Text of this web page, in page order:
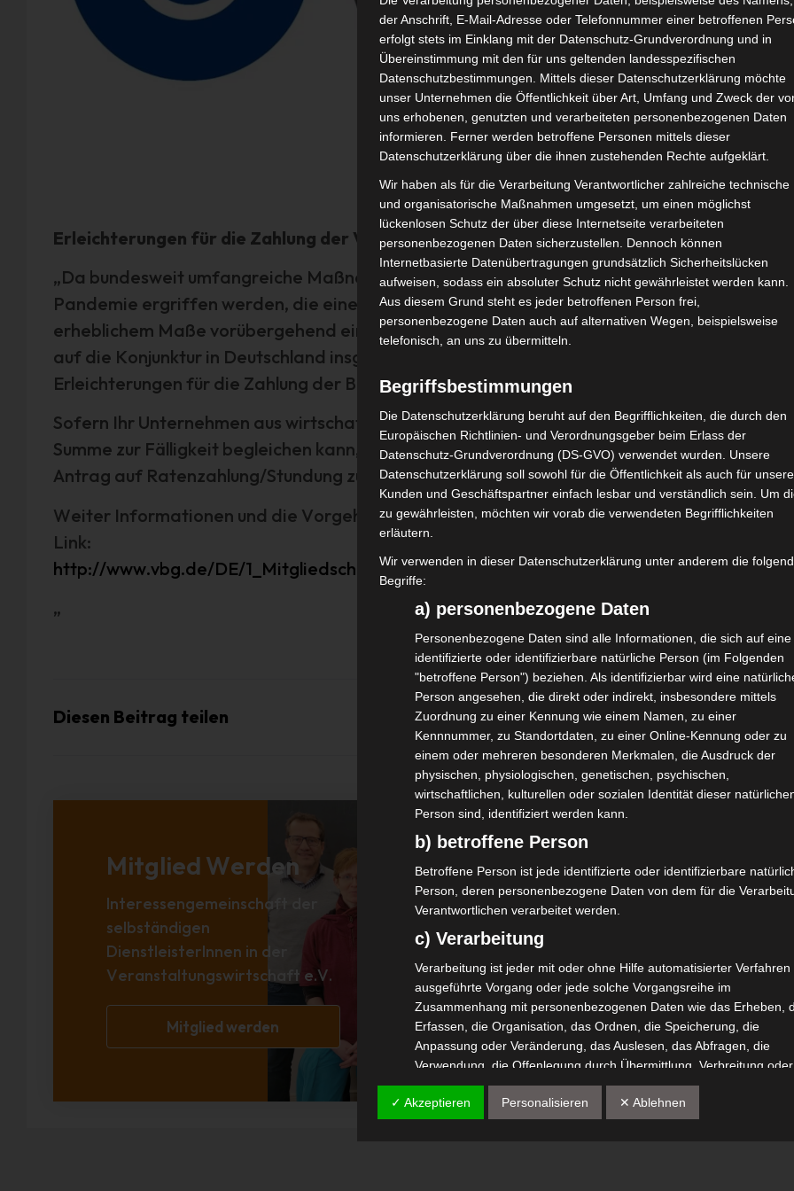
Erleichterungen für die Zahlung der VBG-Beiträge
„Da bundesweit umfangreiche Maßnahmen zur Eindämmung der Corona-
Pandemie ergriffen werden, die einen Großteil der Arbeitswelt in
erheblichem Maße vorübergehend einschränken und sich die Krise zudem
auf die Konjunktur in Deutschland insgesamt auswirkt, weisen wir auf die
Erleichterungen für die Zahlung der Beiträge hin:
Sofern Ihr Unternehmen aus wirtschaftlichen Gründen Beiträge nicht in einer
Summe zur Fälligkeit begleichen kann, haben Sie die Möglichkeit, einen
Antrag auf Ratenzahlung/Stundung zu stellen.“
Weiter Informationen und die Vorgehensweise findet Ihr unter folgendem
Link:
http://www.vbg.de/DE/1_Mitgliedschaft_und_Beitrag/2_Beitrag/1_Ihr_Beitrag/
„
Diesen Beitrag teilen
Mitglied Werden
Interessengemeinschaft der
selbständigen
DienstleisterInnen in der
Veranstaltungswirtschaft e.V.
Mitglied werden
der Anschrift, E-Mail-Adresse oder Telefonnummer einer betroffenen
erfolgt stets im Einklang mit der Datenschutz-Grundverordnung und in
Übereinstimmung mit den für uns geltenden landesspezifischen
Datenschutzbestimmungen. Mittels dieser Datenschutzerklärung möchte
unser Unternehmen die Öffentlichkeit über Art, Umfang und Zweck der
uns erhobenen, genutzten und verarbeiteten personenbezogenen Daten
informieren. Ferner werden betroffene Personen mittels dieser
Datenschutzerklärung über die ihnen zustehenden Rechte aufgeklärt.
Wir haben als für die Verarbeitung Verantwortlicher zahlreiche technische
und organisatorische Maßnahmen umgesetzt, um einen möglichst
lückenlosen Schutz der über diese Internetseite verarbeiteten
personenbezogenen Daten sicherzustellen. Dennoch können
Internetbasierte Datenübertragungen grundsätzlich Sicherheitslücken
aufweisen, sodass ein absoluter Schutz nicht gewährleistet werden kann.
Aus diesem Grund steht es jeder betroffenen Person frei,
personenbezogene Daten auch auf alternativen Wegen, beispielsweise
telefonisch, an uns zu übermitteln.
Begriffsbestimmungen
Die Datenschutzerklärung beruht auf den Begrifflichkeiten, die durch den
Europäischen Richtlinien- und Verordnungsgeber beim Erlass der
Datenschutz-Grundverordnung (DS-GVO) verwendet wurden. Unsere
Datenschutzerklärung soll sowohl für die Öffentlichkeit als auch für unsere
Kunden und Geschäftspartner einfach lesbar und verständlich sein. Um
zu gewährleisten, möchten wir vorab die verwendeten Begrifflichkeiten
erläutern.
Wir verwenden in dieser Datenschutzerklärung unter anderem die
Begriffe:
a) personenbezogene Daten
Personenbezogene Daten sind alle Informationen, die sich auf eine
identifizierte oder identifizierbare natürliche Person (im Folgenden
"betroffene Person") beziehen. Als identifizierbar wird eine
Person angesehen, die direkt oder indirekt, insbesondere mittels
Zuordnung zu einer Kennung wie einem Namen, zu einer
Kennnummer, zu Standortdaten, zu einer Online-Kennung oder zu
einem oder mehreren besonderen Merkmalen, die Ausdruck der
physischen, physiologischen, genetischen, psychischen,
wirtschaftlichen, kulturellen oder sozialen Identität dieser
Person sind, identifiziert werden kann.
b) betroffene Person
Betroffene Person ist jede identifizierte oder identifizierbare
Person, deren personenbezogene Daten von dem für die
Verantwortlichen verarbeitet werden.
c) Verarbeitung
Verarbeitung ist jeder mit oder ohne Hilfe automatisierter Verfahren
ausgeführte Vorgang oder jede solche Vorgangsreihe im
Zusammenhang mit personenbezogenen Daten wie das Erheben,
Erfassen, die Organisation, das Ordnen, die Speicherung, die
Anpassung oder Veränderung, das Auslesen, das Abfragen, die
Verwendung, die Offenlegung durch Übermittlung, Verbreitung oder
eine andere Form der Bereitstellung, den Abgleich oder die
Verknüpfung, die Einschränkung, das Löschen oder die Vernichtung.
✓ Akzeptieren Personalisieren ✕ Ablehnen